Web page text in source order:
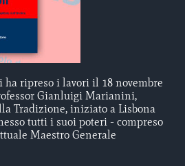
ha ripreso i lavori il 18 novembre
Gianluigi Marianini,
Tradizione, iniziato a Lisbona
tutti i suoi poteri - compreso
Maestro Generale